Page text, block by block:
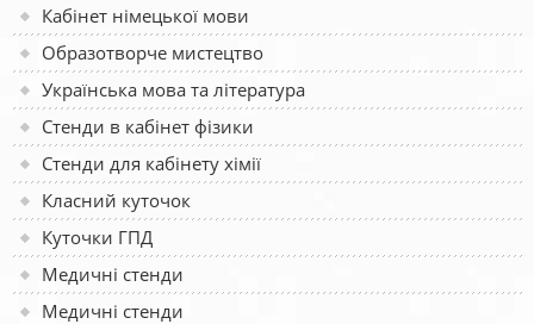
Кабінет німецької мови
Образотворче мистецтво
Українська мова та література
Стенди в кабінет фізики
Стенди для кабінету хімії
Класний куточок
Куточки ГПД
Медичні стенди
Медичні стенди